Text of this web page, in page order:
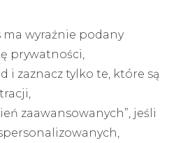
ma wyraźnie podany
prywatności,
i zaznacz tylko te, które są
zaawansowanych”, jeśli